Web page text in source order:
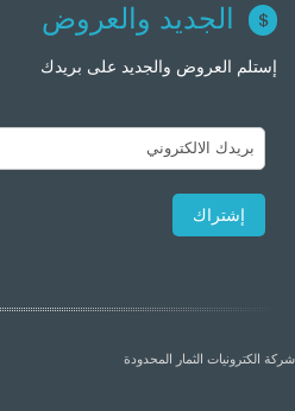
الجديد والعروض
إستلم العروض والجديد على بريدك
شركة الكترونيات الثمار المحدودة